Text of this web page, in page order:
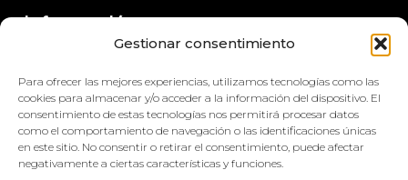
Gestionar consentimiento
Para ofrecer las mejores experiencias, utilizamos tecnologías como las
cookies para almacenar y/o acceder a la información del dispositivo. El
consentimiento de estas tecnologías nos permitirá procesar datos
como el comportamiento de navegación o las identificaciones únicas
en este sitio. No consentir o retirar el consentimiento, puede afectar
negativamente a ciertas características y funciones.
Información
info@impretex.com
Síguenos en redes sociales